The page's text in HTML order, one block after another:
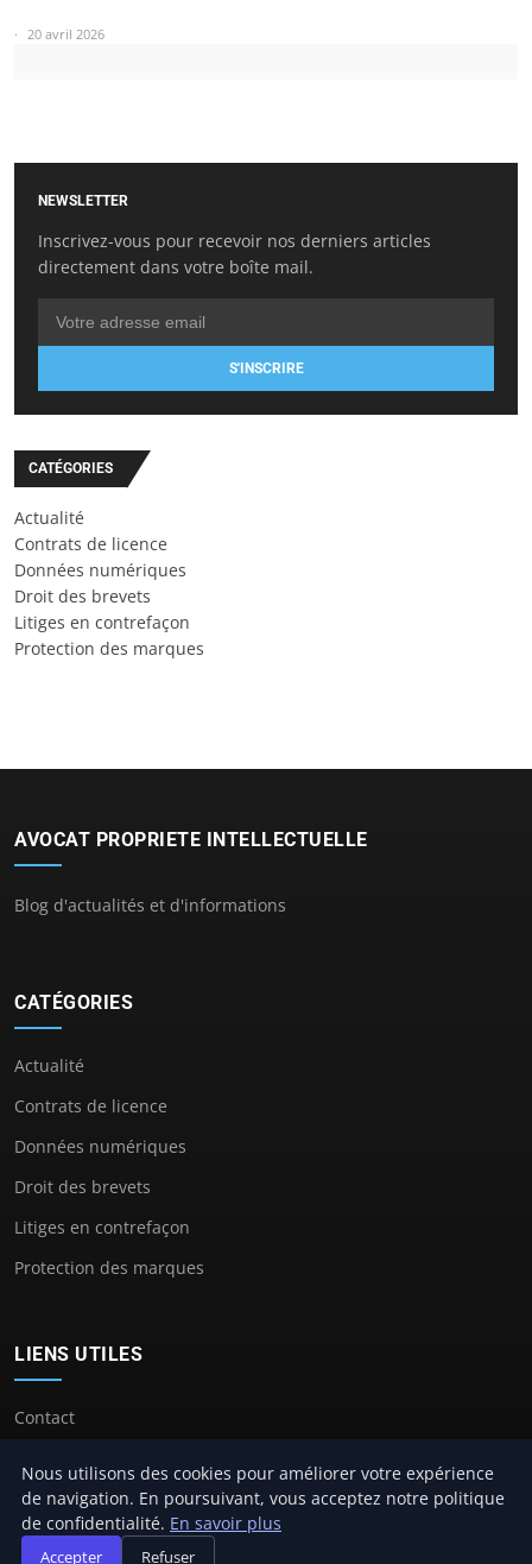
20 avril 2026
NEWSLETTER
Inscrivez-vous pour recevoir nos derniers articles
directement dans votre boîte mail.
S'INSCRIRE
CATÉGORIES
Actualité
Contrats de licence
Données numériques
Droit des brevets
Litiges en contrefaçon
Protection des marques
AVOCAT PROPRIETE INTELLECTUELLE
Blog d'actualités et d'informations
CATÉGORIES
Actualité
Contrats de licence
Données numériques
Droit des brevets
Litiges en contrefaçon
Protection des marques
LIENS UTILES
Contact
© 2026 Avocat Propriete Intellectuelle. Tous droits réservés.
Nous utilisons des cookies pour améliorer votre expérience
de navigation. En poursuivant, vous acceptez notre politique
de confidentialité. En savoir plus
Accepter Refuser